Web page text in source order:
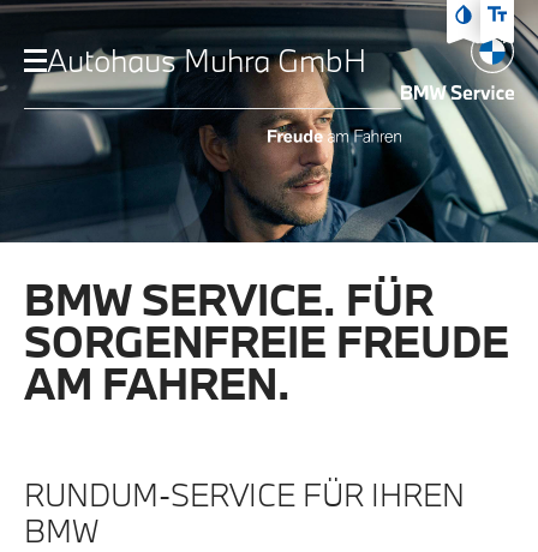
Zum Hauptmenü
Zum Inhalt
Zur Fußzeile
Autohaus Muhra GmbH
BMW SERVICE. FÜR
SORGENFREIE FREUDE
AM FAHREN.
RUNDUM-SERVICE FÜR IHREN
BMW